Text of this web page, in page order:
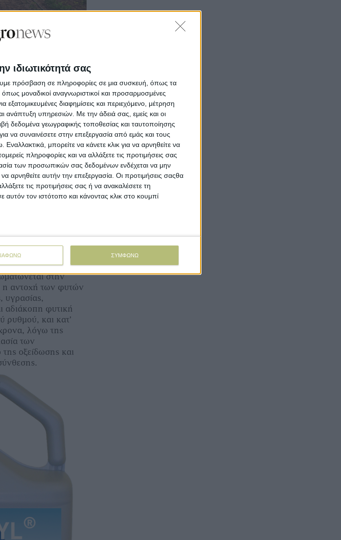
ιδιωτικότητά σας
πρόσβαση σε πληροφορίες σε μια συσκευή, όπως τα
μοναδικοί αναγνωριστικοί και προσαρμοσμένες
διαφημίσεις και περιεχόμενο, μέτρηση
ανάπτυξη υπηρεσιών. Με την άδειά σας, εμείς και οι
δεδομένα γεωγραφικής τοποθεσίας και ταυτοποίησης
να συναινέσετε στην επεξεργασία από εμάς και τους
μπορείτε να κάνετε κλικ για να αρνηθείτε να
πληροφορίες και να αλλάξετε τις προτιμήσεις σας
των προσωπικών σας δεδομένων ενδέχεται να μην
αρνηθείτε αυτήν την επεξεργασία. Οι προτιμήσεις σαςθα
τις προτιμήσεις σας ή να ανακαλέσετε τη
τον ιστότοπο και κάνοντας κλικ στο κουμπί
ΣΥΜΦΩΝΩ
στην
η αντοχή των φυτών
υγρασίας,
αδιάκοπη φυτική
ρυθμού, και κατ’
λόγω της
των
οξείδωσης και